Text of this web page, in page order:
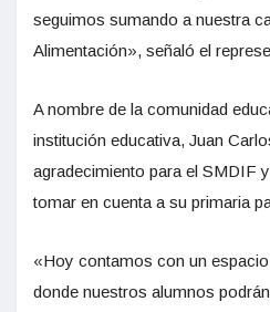
seguimos sumando a nuestra
Alimentación», señaló el
A nombre de la comunidad
institución educativa, Juan
agradecimiento para el SMDIF
tomar en cuenta a su primaria
«Hoy contamos con un
donde nuestros alumnos